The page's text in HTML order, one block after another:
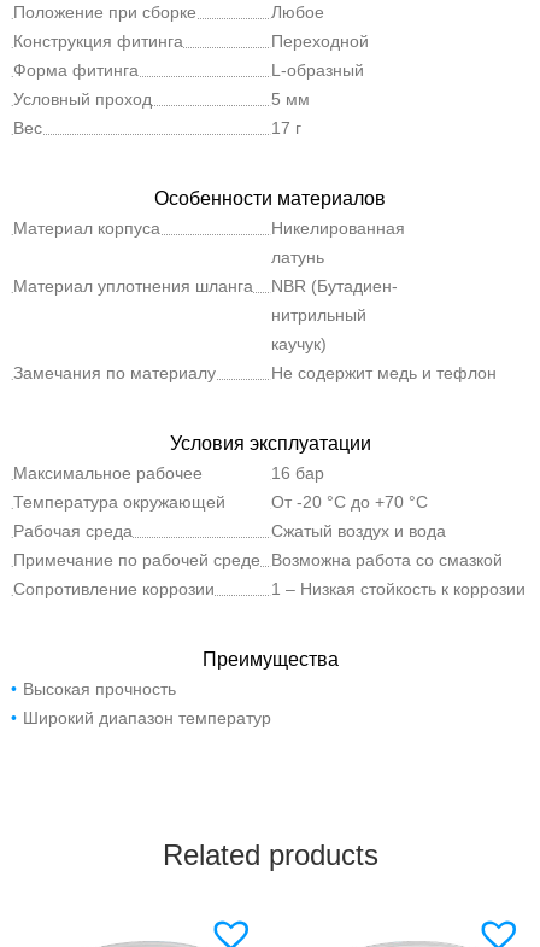
Положение при сборке
Любое
Конструкция фитинга
Переходной
Форма фитинга
L-образный
Условный проход
5 мм
Вес
17 г
Особенности материалов
Материал корпуса
Никелированная
латунь
Материал уплотнения шланга
NBR (Бутадиен-
нитрильный
каучук)
Замечания по материалу
Не содержит медь и тефлон
Условия эксплуатации
Максимальное рабочее
давление
16 бар
Температура окружающей
среды
От -20 °C до +70 °C
Рабочая среда
Сжатый воздух и вода
Примечание по рабочей среде
Возможна работа со смазкой
Сопротивление коррозии
1 – Низкая стойкость к коррозии
Преимущества
Высокая прочность
Широкий диапазон температур
Related products